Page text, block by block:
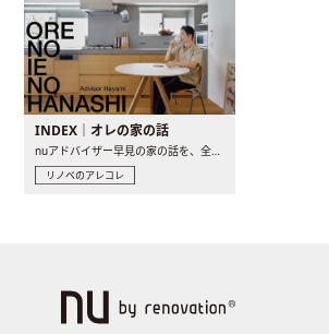
INDEX｜オレの家の話
nuアドバイザー早見の家の話を、全4話でお届け。リノベーションを..
リノベのアレコレ